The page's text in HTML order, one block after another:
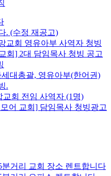
. (수정 재공고)
교회 영유아부 사역자 청빙
회] 2대 담임목사 청빙 공고
대총괄, 영유아부(한어권)
.
회 전임 사역자 (1명)
어 교회] 담임목사 청빙광고
분거리 교회 장소 렌트합니다